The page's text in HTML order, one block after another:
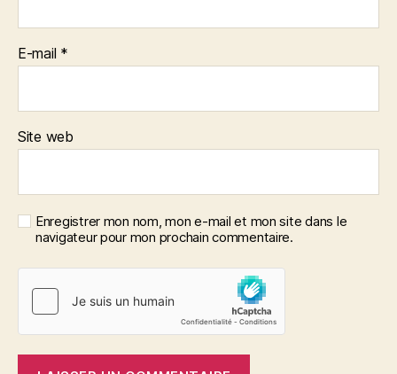
E-mail *
Site web
Enregistrer mon nom, mon e-mail et mon site dans le
navigateur pour mon prochain commentaire.